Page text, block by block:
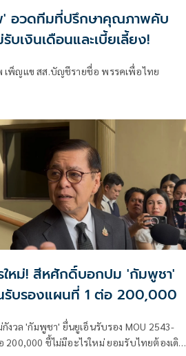
อวดทีมที่ปรึกษาคุณภาพคับ
บเงินเดือนและเบี้ยเลี้ยง!
เพ็ญแข สส.บัญชีรายชื่อ พรรคเพื่อไทย
ใหม่! สีหศักดิ์บอกปม 'กัมพูชา'
รับรองแผนที่ 1 ต่อ 200,000
งวล 'กัมพูชา' ยื่นยูเอ็นรับรอง MOU 2543-
200,000​ ชี้ไม่มีอะไรใหม่ ยอมรับไทยต้องเดิน